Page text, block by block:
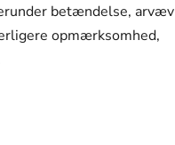
betændelse, arvæv
opmærksomhed,